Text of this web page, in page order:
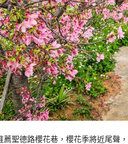
薦聖德路櫻花巷，櫻花季將近尾聲